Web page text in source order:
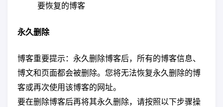
要恢复的博客
永久删除
博客重要提示：永久删除博客后，所有的博客信息、
博文和页面都会被删除。您将无法恢复永久删除的博
客或再次使用该博客的网址。
要在删除博客后再将其永久删除，请按照以下步骤操